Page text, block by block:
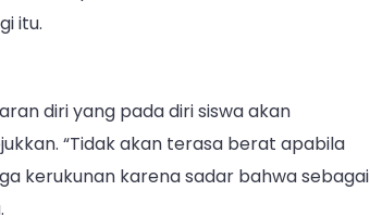
itu.
diri yang pada diri siswa akan
“Tidak akan terasa berat apabila
kerukunan karena sadar bahwa sebagai